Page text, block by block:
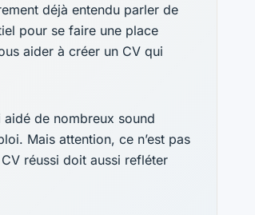
déjà entendu parler de
pour se faire une place
aider à créer un CV qui
aidé de nombreux sound
Mais attention, ce n’est pas
réussi doit aussi refléter